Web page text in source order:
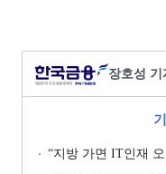
장호성 기
“지방 가면 IT인재 오겠나”…AX 바쁜